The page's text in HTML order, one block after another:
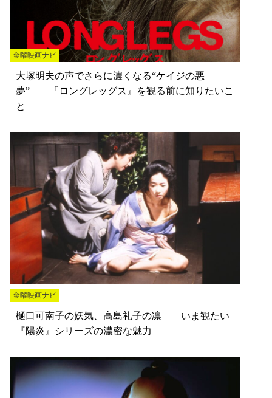
金曜映画ナビ
大塚明夫の声でさらに濃くなる“ケイジの悪
夢”——『ロングレッグス』を観る前に知りたいこ
と
金曜映画ナビ
樋口可南子の妖気、高島礼子の凛――いま観たい
『陽炎』シリーズの濃密な魅力